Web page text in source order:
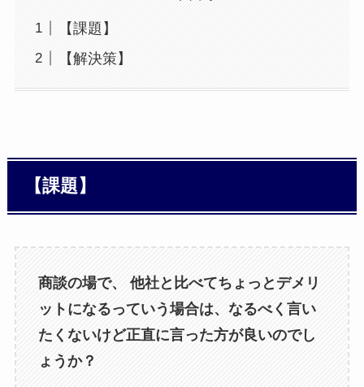
【課題】
【解決策】
【課題】
商談の場で、 他社と比べてちょっとデメリ
ットになるっていう場合は、なるべく言い
たくないけど正直に言った方が良いのでし
ょうか？